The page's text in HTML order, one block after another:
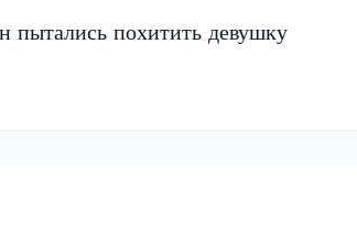
пытались похитить девушку